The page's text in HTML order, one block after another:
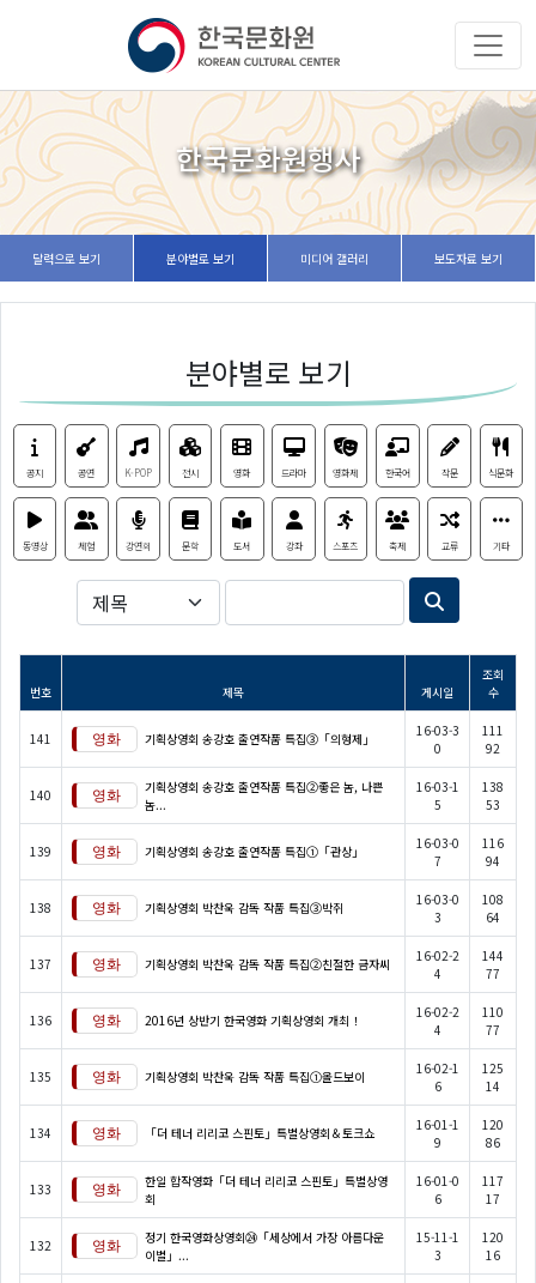
한국문화원행사
달력으로 보기 분야별로 보기 미디어 갤러리 보도자료 보기
분야별로 보기
공지 공연 K-POP 전시 영화 드라마 영화제 한국어 작문 식문화
동영상 체험 강연회 문학 도서 강좌 스포츠 축제 교류 기타
번호 제목 게시일
조회
수
141 기획상영회 송강호 출연작품 특집③「의형제」
16-03-3
0
111
92
140
기획상영회 송강호 출연작품 특집②좋은 놈, 나쁜
놈...
16-03-1
5
138
53
139 기획상영회 송강호 출연작품 특집①「관상」
16-03-0
7
116
94
138 기획상영회 박찬욱 감독 작품 특집③박쥐
16-03-0
3
108
64
137 기획상영회 박찬욱 감독 작품 특집②친절한 금자씨
16-02-2
4
144
77
136 2016년 상반기 한국영화 기획상영회 개최！
16-02-2
4
110
77
135 기획상영회 박찬욱 감독 작품 특집①올드보이
16-02-1
6
125
14
134 「더 테너 리리코 스핀토」특별상영회＆토크쇼
16-01-1
9
120
86
133
한일 합작영화「더 테너 리리코 스핀토」특별상영
회
16-01-0
6
117
17
132
정기 한국영화상영회㉔「세상에서 가장 아름다운
이별」...
15-11-1
3
120
16